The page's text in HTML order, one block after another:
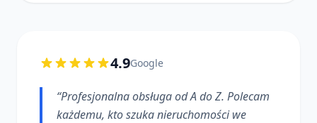
4.9Google
“Profesjonalna obsługa od A do Z. Polecam
każdemu, kto szuka nieruchomości we